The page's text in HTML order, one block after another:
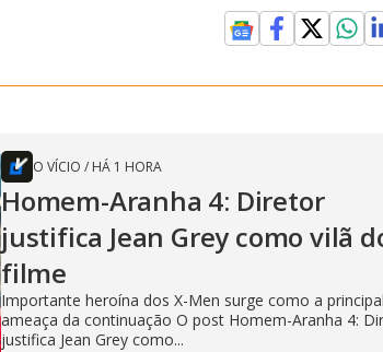
O VÍCIO / HÁ 1 HORA
Homem-Aranha 4: Diretor
justifica Jean Grey como vilã
filme
Importante heroína dos X-Men surge como a principal
ameaça da continuação O post Homem-Aranha 4:
justifica Jean Grey como...